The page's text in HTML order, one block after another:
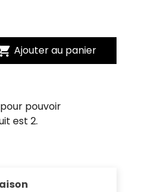
Ajouter au panier
pouvoir
est 2.